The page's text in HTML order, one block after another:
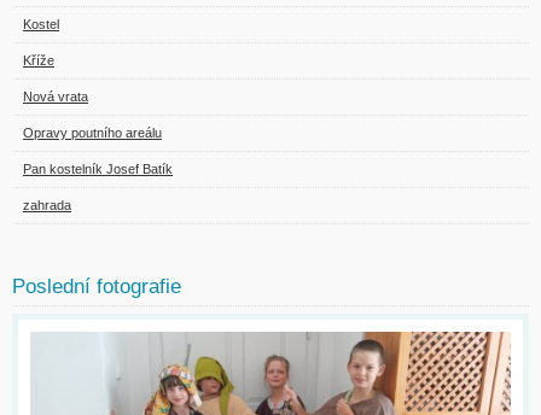
Kostel
Kříže
Nová vrata
Opravy poutního areálu
Pan kostelník Josef Batík
zahrada
Poslední fotografie